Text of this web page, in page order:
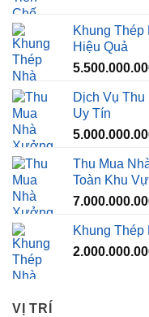
Khung
Hiệu Quả
Dịch Vụ
Uy Tín
Thu Mua
Toàn Khu
Khung
VỊ TRÍ